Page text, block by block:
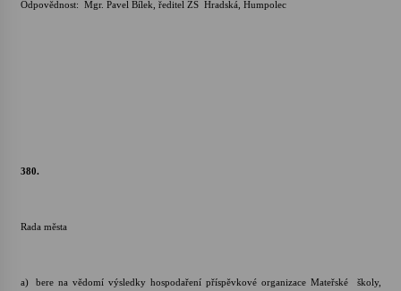
Odpovědnost: Mgr. Pavel Bílek, ředitel ZŠ Hradská, Humpolec
380.
Rada města
a)
bere na vědomí výsledky hospodaření příspěvkové organizace Mateřské školy,